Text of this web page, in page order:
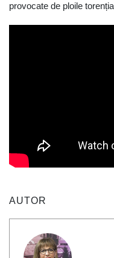
provocate de ploile
AUTOR